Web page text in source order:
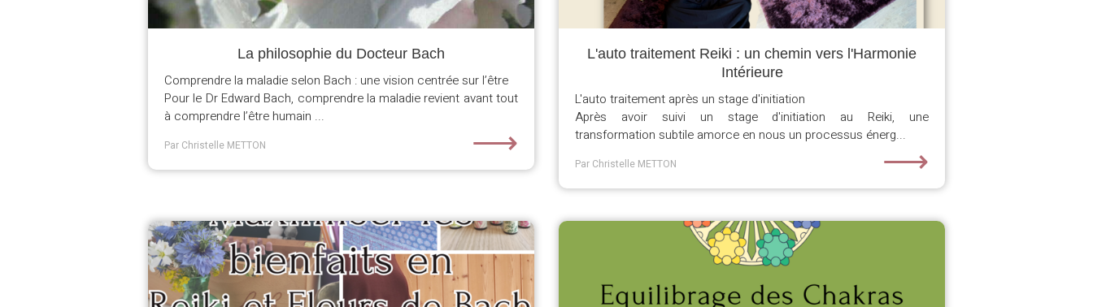
La philosophie du Docteur Bach
Comprendre la maladie selon Bach : une vision centrée sur l’être
Pour le Dr Edward Bach, comprendre la maladie revient avant tout
à comprendre l’être humain ...
Par Christelle METTON ⟶
L'auto traitement Reiki : un chemin vers l'Harmonie
Intérieure
L'auto traitement après un stage d'initiation
Après avoir suivi un stage d'initiation au Reiki, une
transformation subtile amorce en nous un processus énerg...
Par Christelle METTON ⟶